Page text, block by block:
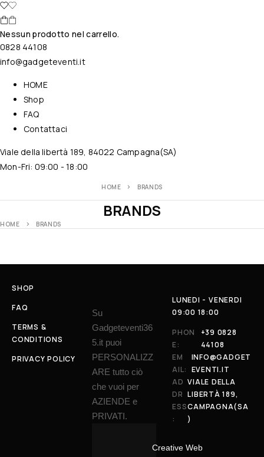
Nessun prodotto nel carrello.
0828 44108
info@gadgeteventi.it
HOME
Shop
FAQ
Contattaci
Viale della libertà 189, 84022 Campagna(SA)
Mon-Fri: 09:00 - 18:00
HOME BRANDS
BRANDS
HOME BRANDS
SHOP
FAQ
TERMS &
CONDITIONS
PRIVACY POLICY
Su
Gadgeteventi36
5.it puoi
PERSONALIZZ
ARE tutto ciò
che vuoi per
AZIENDE e
PRIVATI.
Creative Web
LUNEDI - VENERDI
09:00 18:00
PHON
E:
+39 0828
44108
EM
AIL:
INFO@GADGET
EVENTI.IT
AD
DR
ESS
:
VIALE DELLA
LIBERTÀ 189,
CAMPAGNA(SA
)